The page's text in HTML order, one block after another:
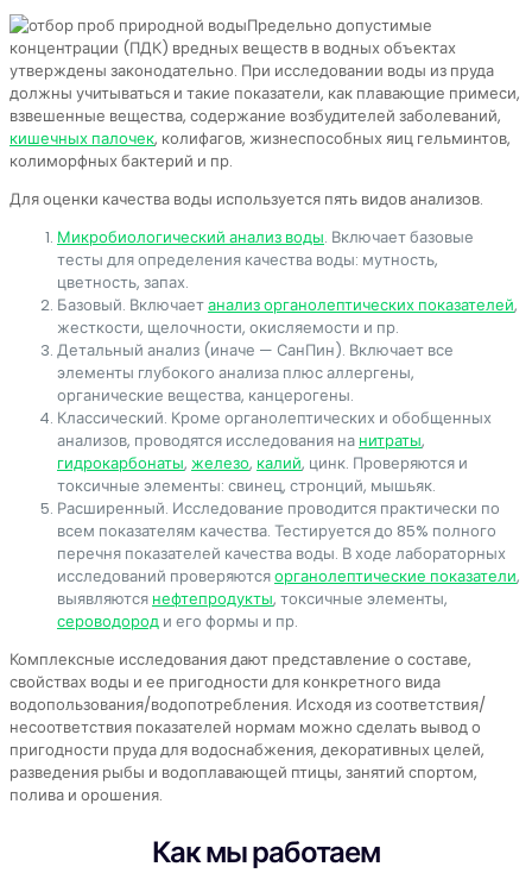
Предельно допустимые
концентрации (ПДК) вредных веществ в водных объектах
утверждены законодательно. При исследовании воды из пруда
должны учитываться и такие показатели, как плавающие примеси,
взвешенные вещества, содержание возбудителей заболеваний,
кишечных палочек, колифагов, жизнеспособных яиц гельминтов,
колиморфных бактерий и пр.
Для оценки качества воды используется пять видов анализов.
Микробиологический анализ воды. Включает базовые
тесты для определения качества воды: мутность,
цветность, запах.
Базовый. Включаетанализ органолептических показателей,
жесткости, щелочности, окисляемости и пр.
Детальный анализ (иначе — СанПин). Включает все
элементы глубокого анализа плюс аллергены,
органические вещества, канцерогены.
Классический. Кроме органолептических и обобщенных
анализов, проводятся исследования на нитраты,
гидрокарбонаты, железо, калий, цинк. Проверяются и
токсичные элементы: свинец, стронций, мышьяк.
Расширенный. Исследование проводится практически по
всем показателям качества. Тестируется до 85% полного
перечня показателей качества воды. В ходе лабораторных
исследований проверяютсяорганолептические показатели,
выявляются нефтепродукты, токсичные элементы,
сероводород и его формы и пр.
Комплексные исследования дают представление о составе,
свойствах воды и ее пригодности для конкретного вида
водопользования/водопотребления. Исходя из соответствия/
несоответствия показателей нормам можно сделать вывод о
пригодности пруда для водоснабжения, декоративных целей,
разведения рыбы и водоплавающей птицы, занятий спортом,
полива и орошения.
Как мы работаем